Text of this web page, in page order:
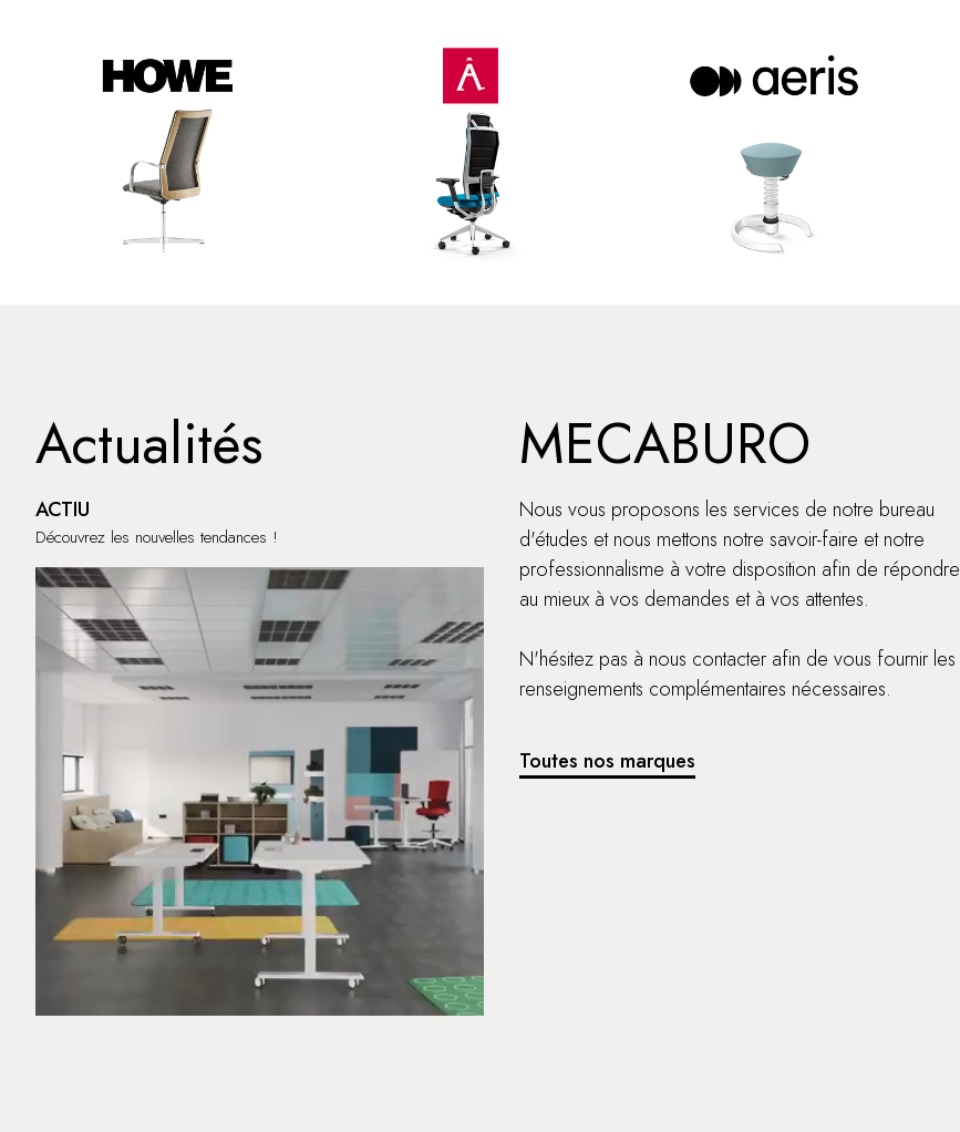
Actualités
ACTIU
Découvrez les nouvelles tendances !
MECABURO
Nous vous proposons les services de notre bureau
d'études et nous mettons notre savoir-faire et notre
professionnalisme à votre disposition afin de répondre
au mieux à vos demandes et à vos attentes.
N'hésitez pas à nous contacter afin de vous fournir les
renseignements complémentaires nécessaires.
Toutes nos marques